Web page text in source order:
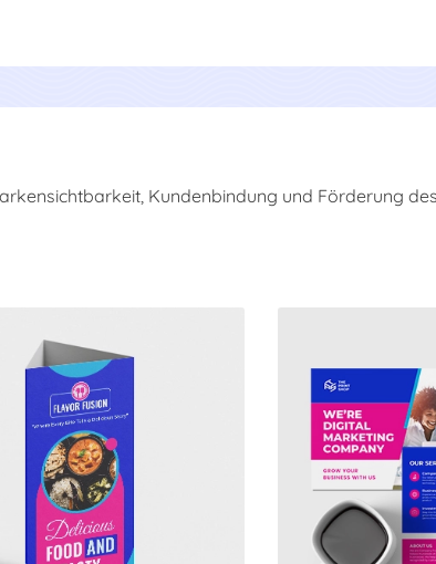
Kundenbindung und Förderung